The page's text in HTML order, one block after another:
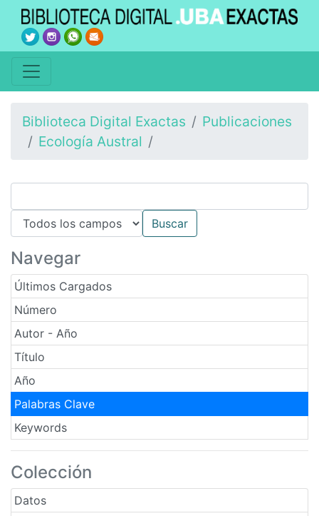
Biblioteca Digital Exactas
Publicaciones
Ecología Austral
Navegar
Últimos Cargados
Número
Autor - Año
Título
Año
Palabras Clave
Keywords
Colección
Datos